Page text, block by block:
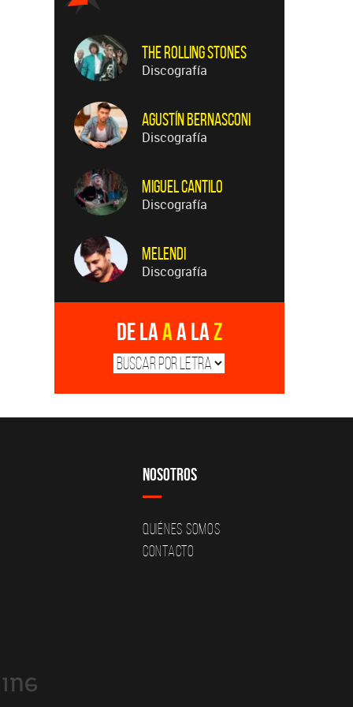
The Rolling Stones
Discografía
Agustín Bernasconi
Discografía
Miguel Cantilo
Discografía
Melendi
Discografía
De laAa laZ
Nosotros
Quiénes Somos
Contacto